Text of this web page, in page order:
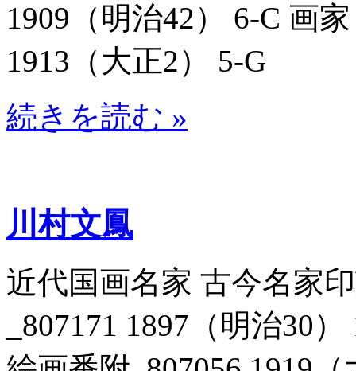
1909（明治42） 6-C 画
1913（大正2） 5-G
続きを読む »
川村文鳳
近代国画名家 古今名家
_807171 1897（明治30